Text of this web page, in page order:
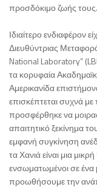
προσδόκιμο ζωής
Ιδιαίτερο ενδιαφέρον
Διευθύντριας
National Laboratory”
τα κορυφαία
Αμερικανίδα
επισκέπτεται συχνά
προσφέρθηκε να
απαιτητικό ξεκίνημα
εμφανή συγκίνηση
τα Χανιά είναι μια
ενσωματωμένοι σε ένα
προωθήσουμε την